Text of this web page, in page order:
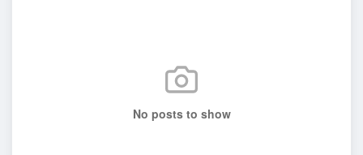
No posts to show